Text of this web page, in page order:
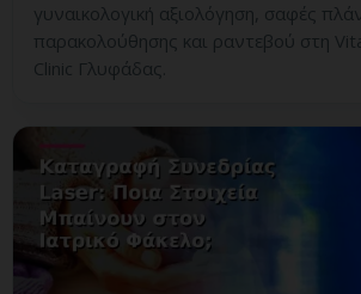
γυναικολογική αξιολόγηση, σαφές
παρακολούθησης και ραντεβού στη
Clinic Γλυφάδας.